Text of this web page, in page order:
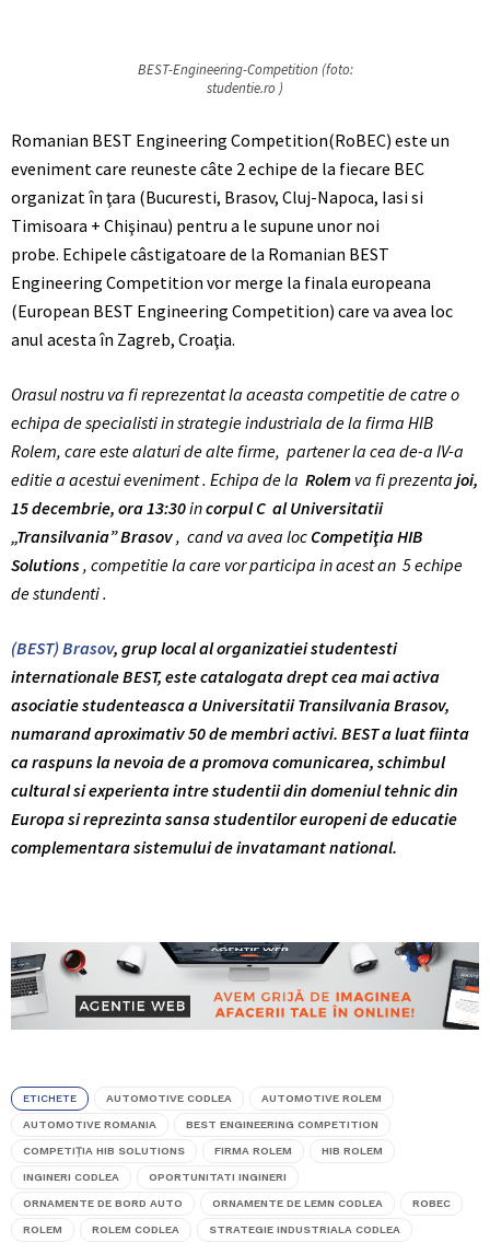
BEST-Engineering-Competition (foto:
studentie.ro )
Romanian BEST Engineering Competition(RoBEC) este un
eveniment care reuneste câte 2 echipe de la fiecare BEC
organizat în ţara (Bucuresti, Brasov, Cluj-Napoca, Iasi si
Timisoara + Chişinau) pentru a le supune unor noi
probe. Echipele câstigatoare de la Romanian BEST
Engineering Competition vor merge la finala europeana
(European BEST Engineering Competition) care va avea loc
anul acesta în Zagreb, Croaţia.
Orasul nostru va fi reprezentat la aceasta competitie de catre o
echipa de specialisti in strategie industriala de la firma HIB
Rolem, care este alaturi de alte firme, partener la cea de-a IV-a
editie a acestui eveniment . Echipa de la Rolem va fi prezenta joi,
15 decembrie, ora 13:30incorpul C al Universitatii
„Transilvania” Brasov, cand va avea loc Competiţia HIB
Solutions, competitie la care vor participa in acest an 5 echipe
de stundenti .
(BEST) Brasov, grup local al organizatiei studentesti
internationale BEST, este catalogata drept cea mai activa
asociatie studenteasca a Universitatii Transilvania Brasov,
numarand aproximativ 50 de membri activi. BEST a luat fiinta
ca raspuns la nevoia de a promova comunicarea, schimbul
cultural si experienta intre studentii din domeniul tehnic din
Europa si reprezinta sansa studentilor europeni de educatie
complementara sistemului de invatamant national.
ETICHETE AUTOMOTIVE CODLEA AUTOMOTIVE ROLEM
AUTOMOTIVE ROMANIA BEST ENGINEERING COMPETITION
COMPETIŢIA HIB SOLUTIONS FIRMA ROLEM HIB ROLEM
INGINERI CODLEA OPORTUNITATI INGINERI
ORNAMENTE DE BORD AUTO ORNAMENTE DE LEMN CODLEA ROBEC
ROLEM ROLEM CODLEA STRATEGIE INDUSTRIALA CODLEA